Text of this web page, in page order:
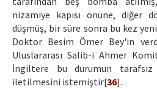
nizamiye kapısı önüne, diğer
düşmüş, bir süre sonra bu kez
Doktor Besim Ömer Bey'in
Uluslararası Salib-i Ahmer
İngiltere bu durumun tarafsız
iletilmesini istemiştir[36].